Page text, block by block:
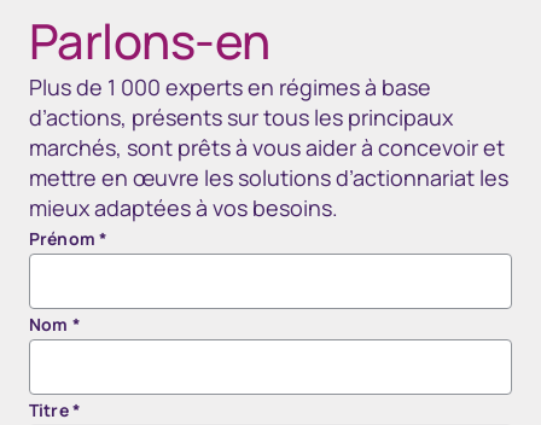
Parlons-en
Plus de 1 000 experts en régimes à base
d’actions, présents sur tous les principaux
marchés, sont prêts à vous aider à concevoir et
mettre en œuvre les solutions d’actionnariat les
mieux adaptées à vos besoins.
Prénom *
Nom *
Titre*